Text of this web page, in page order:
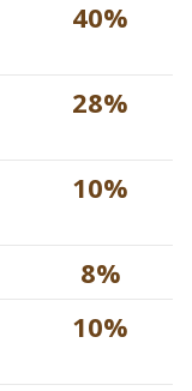
40%
28%
10%
8%
10%